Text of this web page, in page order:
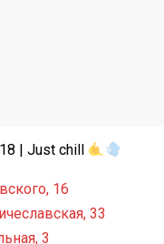
| Just chill
16
33
3